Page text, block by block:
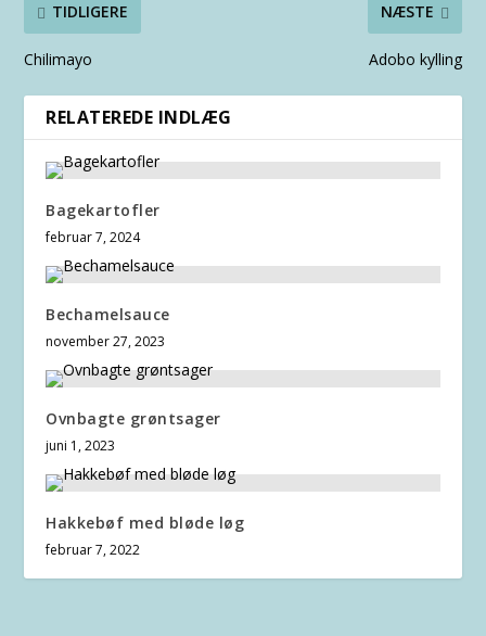
TIDLIGERE
Chilimayo
NÆSTE
Adobo kylling
RELATEREDE INDLÆG
Bagekartofler
februar 7, 2024
Bechamelsauce
november 27, 2023
Ovnbagte grøntsager
juni 1, 2023
Hakkebøf med bløde løg
februar 7, 2022